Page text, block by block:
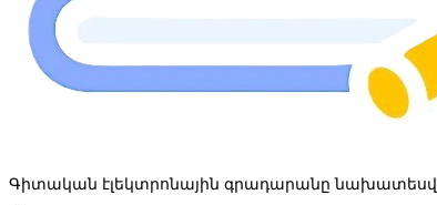
Գիտական էլեկտրոնային գրադարանը